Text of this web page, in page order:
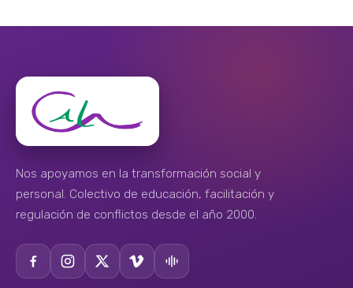
Nos apoyamos en la transformación social y
personal. Colectivo de educación, facilitación y
regulación de conflictos desde el año 2000.